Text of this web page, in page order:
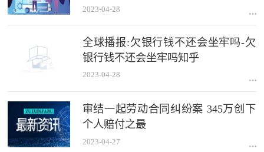
2023-04-28
全球播报:欠银行钱不还会坐牢吗-欠
银行钱不还会坐牢吗知乎
2023-04-28
审结一起劳动合同纠纷案 345万创下
个人赔付之最
2023-04-27